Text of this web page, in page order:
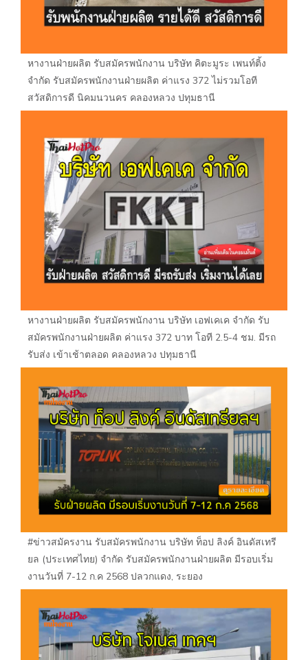
หางานฝ่ายผลิต รับสมัครพนักงาน บริษัท คิตะมูระ เพนท์ติ้ง
จำกัด รับสมัครพนักงานฝ่ายผลิต ค่าแรง 372 ไม่รวมโอที
สวัสดิการดี นิคมนวนคร คลองหลวง ปทุมธานี
หางานฝ่ายผลิต รับสมัครพนักงาน บริษัท เอฟเคเค จำกัด รับ
สมัครพนักงานฝ่ายผลิต ค่าแรง 372 บาท โอที 2.5-4 ชม. มีรถ
รับส่ง เข้าเช้าตลอด คลองหลวง ปทุมธานี
#ข่าวสมัครงาน รับสมัครพนักงาน บริษัท ท็อป ลิงค์ อินดัสเทรี
ยล (ประเทศไทย) จำกัด รับสมัครพนักงานฝ่ายผลิต มีรอบเริ่ม
งานวันที่ 7-12 ก.ค 2568 ปลวกแดง, ระยอง